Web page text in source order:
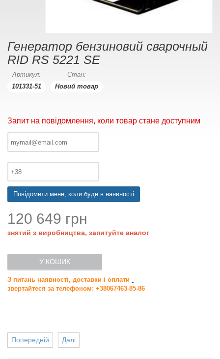
Генератор бензиновий сварочный
RID RS 5221 SE
Артикул:
101331-51
Стан:
Новий товар
Запит на повідомлення, коли товар стане доступним
Повідомити мене, коли буде в наявності
120 649 грн
знятий з виробництва, запитуйте аналог
У КОШИК
З питань наявності, доставки і оплати
звертайтеся за телефоном: +38067463-85-86
Далі
Попередній